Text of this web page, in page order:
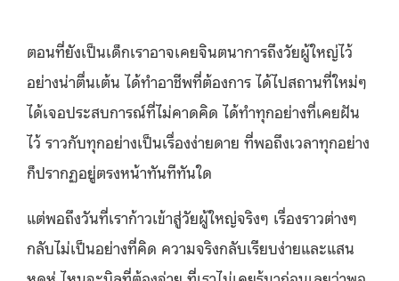
ตอนที่ยังเป็นเด็กเราอาจเคยจินตนาการถึงวัยผู้ใหญ่ไว้
อย่างน่าตื่นเต้น ได้ทำอาชีพที่ต้องการ ได้ไปสถานที่ใหม่ๆ
ได้เจอประสบการณ์ที่ไม่คาดคิด ได้ทำทุกอย่างที่เคยฝัน
ไว้ ราวกับทุกอย่างเป็นเรื่องง่ายดาย ที่พอถึงเวลาทุกอย่าง
ก็ปรากฏอยู่ตรงหน้าทันทีทันใด
แต่พอถึงวันที่เราก้าวเข้าสู่วัยผู้ใหญ่จริงๆ เรื่องราวต่างๆ
กลับไม่เป็นอย่างที่คิด ความจริงกลับเรียบง่ายและแสน